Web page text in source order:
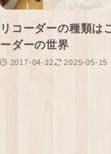
リコーダーの種類は
ーダーの世界
2017-04-22 2025-05-15